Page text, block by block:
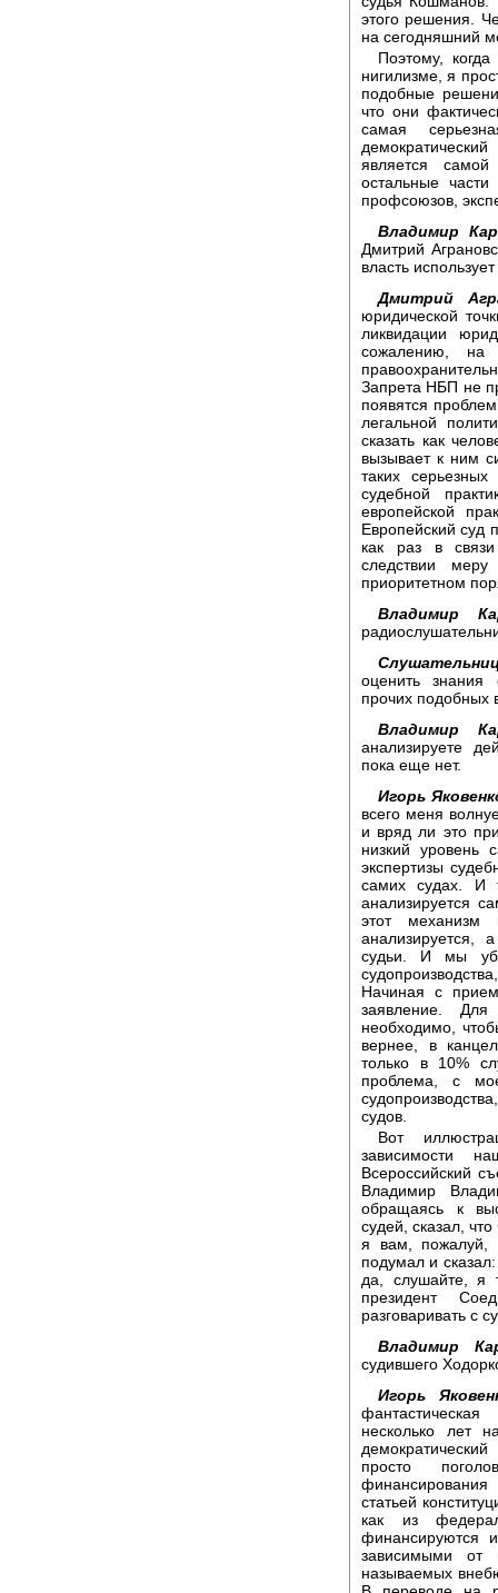
этого решения.
на сегодняшний
Поэтому,
нигилизме, я
подобные
что они
самая
является
остальные
профсоюзов,
Владимир
Дмитрий
власть
Дмитрий
юридической
ликвидации
сожалению,
Запрета НБП не
появятся
легальной
сказать как
вызывает к ним
таких
судебной
европейской
Европейский суд
как раз в
следствии
приоритетном
Владимир
оценить знания
прочих подобных
Владимир
анализируете
пока еще нет.
Игорь
всего меня
и вряд ли это
низкий уровень
экспертизы
самих судах. И
анализируется
этот механизм
анализируется,
судьи. И мы
Начиная с
заявление.
необходимо,
вернее, в
только в 10%
проблема, с
судов.
Вот
зависимости
Всероссийский
Владимир
обращаясь к
судей, сказал,
я вам, пожалуй,
подумал и
да, слушайте, я
президент
разговаривать с
Владимир
судившего
Игорь
несколько лет
просто
статьей
как из
финансируются
зависимыми от
называемых